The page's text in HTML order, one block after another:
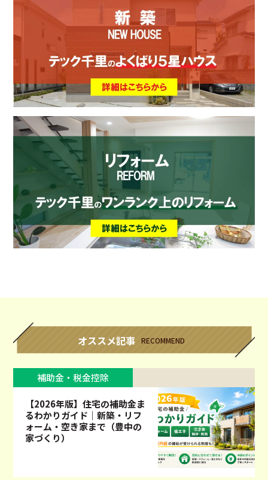
オススメ記事 RECOMMEND
補助金・税金控除
【2026年版】住宅の補助金ま
るわかりガイド｜新築・リフ
ォーム・空き家まで（豊中の
家づくり）